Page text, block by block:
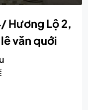
Hương Lộ 2,
văn quới